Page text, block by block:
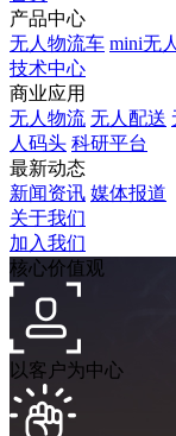
产品中心
无人物流车 mini无
技术中心
商业应用
无人物流 无人配送
人码头 科研平台
最新动态
新闻资讯 媒体报道
关于我们
加入我们
核心价值观
以客户为中心